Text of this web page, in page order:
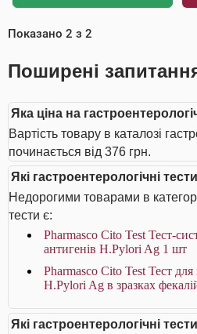
Показано 2 з 2
Поширені
Яка ціна на
Вартість товару в каталозі
починається від 376 грн.
Які гастроентерологічні
Недорогими товарами в
тести є:
Pharmasco Cito Test Тест-
антигенів Н.Pylori Ag 1 шт
Pharmasco Cito Test Тест
Н.Pylori Ag в зразках
Які гастроентерологічні